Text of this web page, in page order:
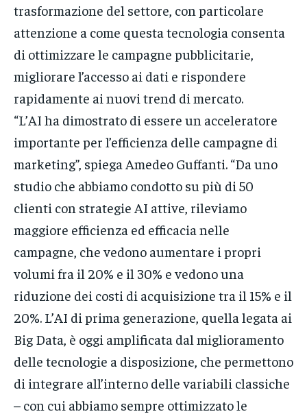
trasformazione del settore, con particolare
attenzione a come questa tecnologia consenta
di ottimizzare le campagne pubblicitarie,
migliorare l’accesso ai dati e rispondere
rapidamente ai nuovi trend di mercato.
“L’AI ha dimostrato di essere un acceleratore
importante per l’efficienza delle campagne di
marketing”, spiega Amedeo Guffanti. “Da uno
studio che abbiamo condotto su più di 50
clienti con strategie AI attive, rileviamo
maggiore efficienza ed efficacia nelle
campagne, che vedono aumentare i propri
volumi fra il 20% e il 30% e vedono una
riduzione dei costi di acquisizione tra il 15% e il
20%. L’AI di prima generazione, quella legata ai
Big Data, è oggi amplificata dal miglioramento
delle tecnologie a disposizione, che permettono
di integrare all’interno delle variabili classiche
– con cui abbiamo sempre ottimizzato le